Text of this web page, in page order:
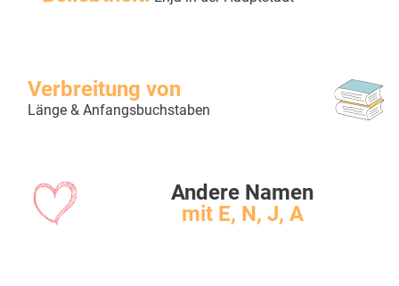
Verbreitung von
Länge & Anfangsbuchstaben
Andere Namen
mit E, N, J, A